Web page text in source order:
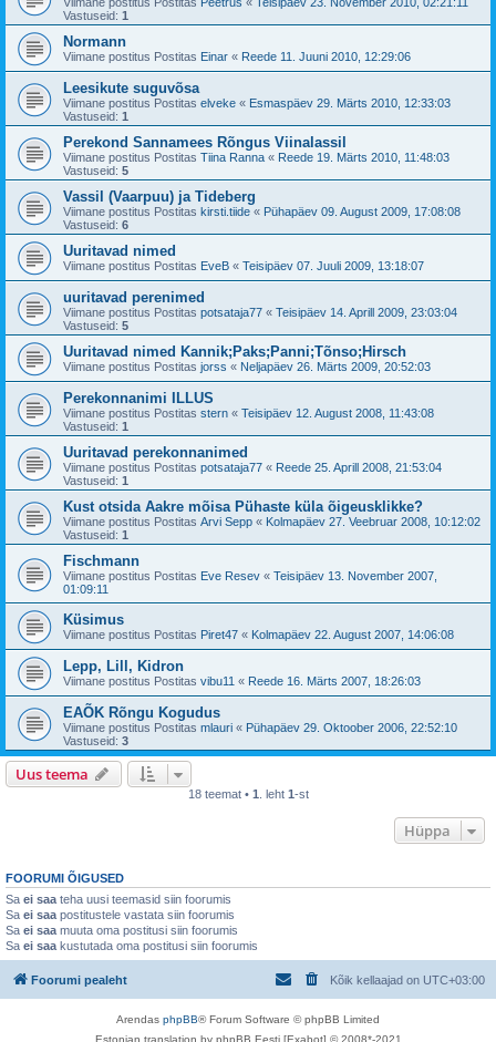
Vastuseid: 1
Normann
Viimane postitus Postitas Einar « Reede 11. Juuni 2010, 12:29:06
Leesikute suguvõsa
Viimane postitus Postitas elveke « Esmaspäev 29. Märts 2010, 12:33:03
Vastuseid: 1
Perekond Sannamees Rõngus Viinalassil
Viimane postitus Postitas Tiina Ranna « Reede 19. Märts 2010, 11:48:03
Vastuseid: 5
Vassil (Vaarpuu) ja Tideberg
Viimane postitus Postitas kirsti.tiide « Pühapäev 09. August 2009, 17:08:08
Vastuseid: 6
Uuritavad nimed
Viimane postitus Postitas EveB « Teisipäev 07. Juuli 2009, 13:18:07
uuritavad perenimed
Viimane postitus Postitas potsataja77 « Teisipäev 14. Aprill 2009, 23:03:04
Vastuseid: 5
Uuritavad nimed Kannik;Paks;Panni;Tõnso;Hirsch
Viimane postitus Postitas jorss « Neljapäev 26. Märts 2009, 20:52:03
Perekonnanimi ILLUS
Viimane postitus Postitas stern « Teisipäev 12. August 2008, 11:43:08
Vastuseid: 1
Uuritavad perekonnanimed
Viimane postitus Postitas potsataja77 « Reede 25. Aprill 2008, 21:53:04
Vastuseid: 1
Kust otsida Aakre mõisa Pühaste küla õigeusklikke?
Viimane postitus Postitas Arvi Sepp « Kolmapäev 27. Veebruar 2008, 10:12:02
Vastuseid: 1
Fischmann
Viimane postitus Postitas Eve Resev « Teisipäev 13. November 2007,
01:09:11
Küsimus
Viimane postitus Postitas Piret47 « Kolmapäev 22. August 2007, 14:06:08
Lepp, Lill, Kidron
Viimane postitus Postitas vibu11 « Reede 16. Märts 2007, 18:26:03
EAÕK Rõngu Kogudus
Viimane postitus Postitas mlauri « Pühapäev 29. Oktoober 2006, 22:52:10
Vastuseid: 3
Uus teema
18 teemat • 1 . leht 1-st
Hüppa
FOORUMI ÕIGUSED
Sa ei saa teha uusi teemasid siin foorumis
Sa ei saa postitustele vastata siin foorumis
Sa ei saa muuta oma postitusi siin foorumis
Sa ei saa kustutada oma postitusi siin foorumis
Foorumi pealeht Kõik kellaajad on UTC+03:00
Arendas phpBB® Forum Software © phpBB Limited
Estonian translation by phpBB Eesti [Exabot] © 2008*-2021